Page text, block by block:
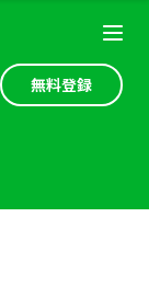
無料登録